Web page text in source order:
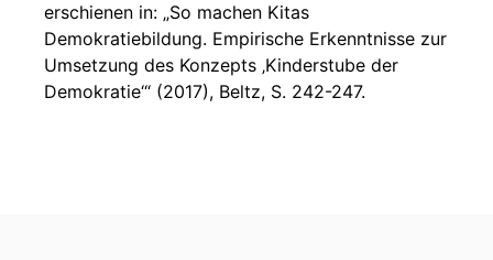
erschienen in: „So machen Kitas
Demokratiebildung. Empirische Erkenntnisse zur
Umsetzung des Konzepts ‚Kinderstube der
Demokratie‘“ (2017), Beltz, S. 242-247.